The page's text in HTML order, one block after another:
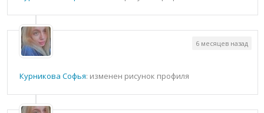
Курникова Софья: изменен рисунок профиля
6 месяцев назад